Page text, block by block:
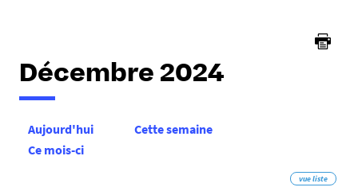
Décembre 2024
Aujourd'hui
Cette semaine
Ce mois-ci
vue liste